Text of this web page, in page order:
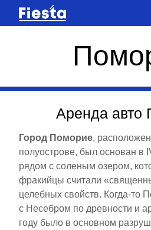
Аренда авто
Город Поморие,
полуострове, был основан в
рядом с соленым озером,
фракийцы считали
целебных свойств. Когда-то
с Несебром по древности и
году было в основном